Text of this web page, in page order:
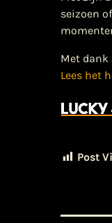
seizoen
Met dank
Lees het
Post